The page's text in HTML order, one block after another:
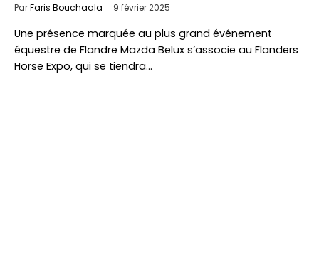
ParFaris Bouchaala 9 février 2025
Une présence marquée au plus grand événement
équestre de Flandre Mazda Belux s’associe au Flanders
Horse Expo, qui se tiendra…